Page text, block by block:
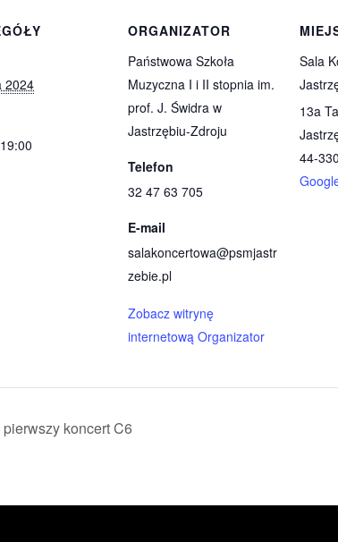
2024
ORGANIZATOR
Państwowa Szkoła
Muzyczna I i II stopnia im.
prof. J. Świdra w
Jastrzębiu-Zdroju
Telefon
32 47 63 705
E-mail
salakoncertowa@psmjastr
zebie.pl
Zobacz witrynę
internetową Organizator
Sala
13a
44-330
pierwszy koncert C6